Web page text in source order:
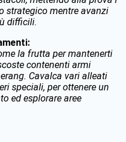
strategico mentre avanzi
difficili.
la frutta per mantenerti
contenenti armi
Cavalca vari alleati
speciali, per ottenere un
ed esplorare aree